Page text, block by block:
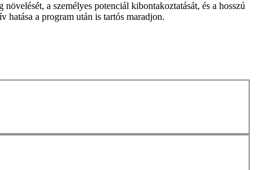
a személyes potenciál kibontakoztatását, és a hosszú
a program után is tartós maradjon.